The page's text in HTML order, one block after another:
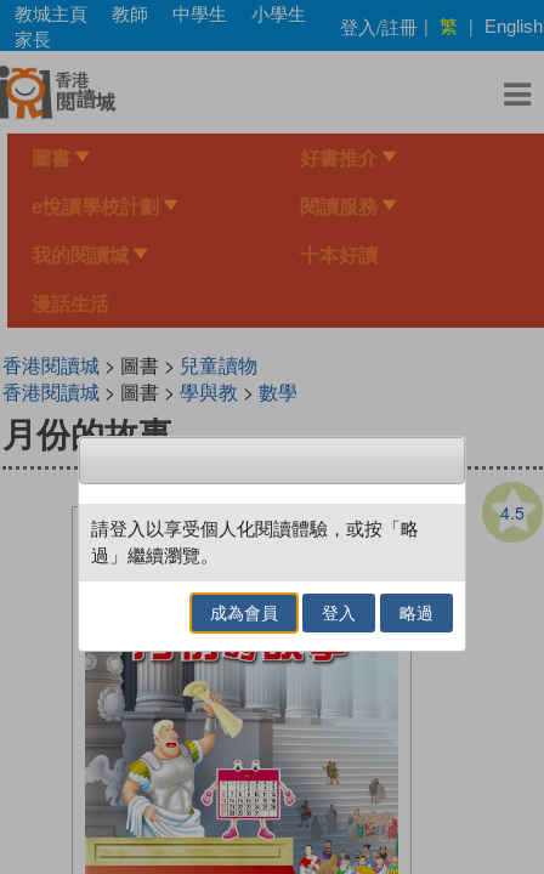
Skip
main
content
教城主頁 教師 中學生
小學生
家長
登入/註冊 | 繁 | English
圖書 好書推介
e悅讀學校計劃 閱讀服務
我的閱讀城 十本好讀
漫話生活
香港閱讀城> 圖書 > 兒童讀物
香港閱讀城> 圖書 > 學與教 > 數學
月份的故事
4.5
請登入以享受個人化閱讀體驗，或按「略
過」繼續瀏覽。
成為會員 登入 略過